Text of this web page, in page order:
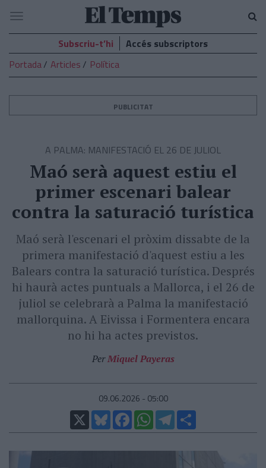
El
Temps
Navegació
Subscriu-t’hi
Accés subscriptors
Portada
Articles Política
PUBLICITAT
A PALMA: MANIFESTACIÓ EL 26 DE JULIOL
Maó serà aquest estiu el
primer escenari balear
contra la saturació turística
Maó serà l'escenari el pròxim dissabte de la
primera manifestació d'aquest estiu a les
Balears contra la saturació turística. Després
hi haurà actes puntuals a Mallorca, i el 26 de
juliol se celebrarà a Palma la manifestació
mallorquina. A Eivissa i Formentera encara
no hi ha actes previstos.
PerMiquel Payeras
09.06.2026 - 05:00
X
BlueskyFacebookWhatsAppTelegram